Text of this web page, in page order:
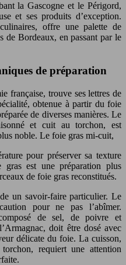
la Gascogne et le Périgord,
et ses produits d’exception.
offre une palette de
de Bordeaux, en passant par le
de préparation
française, trouve ses lettres de
obtenue à partir du foie
de diverses manières. Le
et cuit au torchon, est
noble. Le foie gras mi-cuit,
pour préserver sa texture
est une préparation plus
de foie gras reconstitués.
un savoir-faire particulier. Le
pour ne pas l’abîmer.
composé de sel, de poivre et
doit être dosé avec
délicate du foie. La cuisson,
requiert une attention